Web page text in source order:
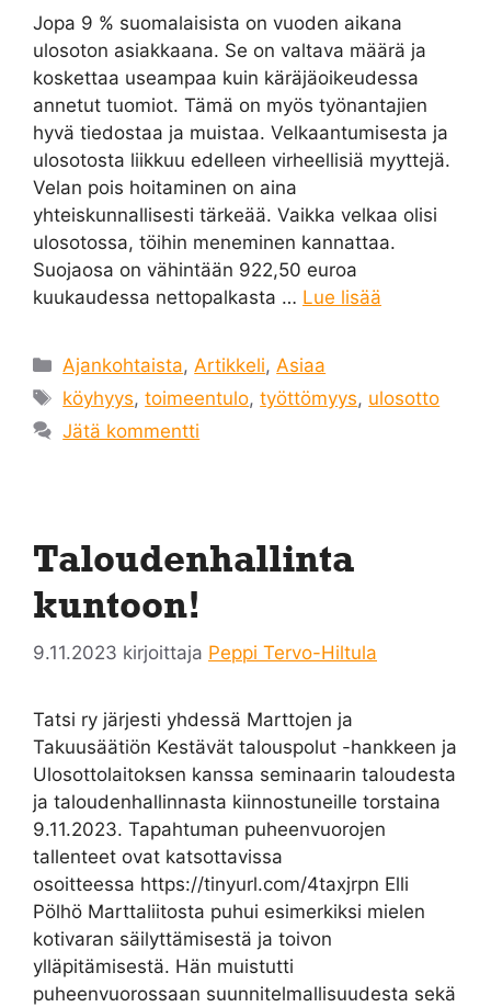
Jopa 9 % suomalaisista on vuoden aikana
ulosoton asiakkaana. Se on valtava määrä ja
koskettaa useampaa kuin käräjäoikeudessa
annetut tuomiot. Tämä on myös työnantajien
hyvä tiedostaa ja muistaa. Velkaantumisesta ja
ulosotosta liikkuu edelleen virheellisiä myyttejä.
Velan pois hoitaminen on aina
yhteiskunnallisesti tärkeää. Vaikka velkaa olisi
ulosotossa, töihin meneminen kannattaa.
Suojaosa on vähintään 922,50 euroa
kuukaudessa nettopalkasta … Lue lisää
Kategoriat
Ajankohtaista, Artikkeli, Asiaa
Avainsanat
köyhyys,toimeentulo,työttömyys, ulosotto
Jätä kommentti
Taloudenhallinta
kuntoon!
9.11.2023 kirjoittaja Peppi Tervo-Hiltula
Tatsi ry järjesti yhdessä Marttojen ja
Takuusäätiön Kestävät talouspolut -hankkeen ja
Ulosottolaitoksen kanssa seminaarin taloudesta
ja taloudenhallinnasta kiinnostuneille torstaina
9.11.2023. Tapahtuman puheenvuorojen
tallenteet ovat katsottavissa
osoitteessa https://tinyurl.com/4taxjrpn Elli
Pölhö Marttaliitosta puhui esimerkiksi mielen
kotivaran säilyttämisestä ja toivon
ylläpitämisestä. Hän muistutti
puheenvuorossaan suunnitelmallisuudesta sekä